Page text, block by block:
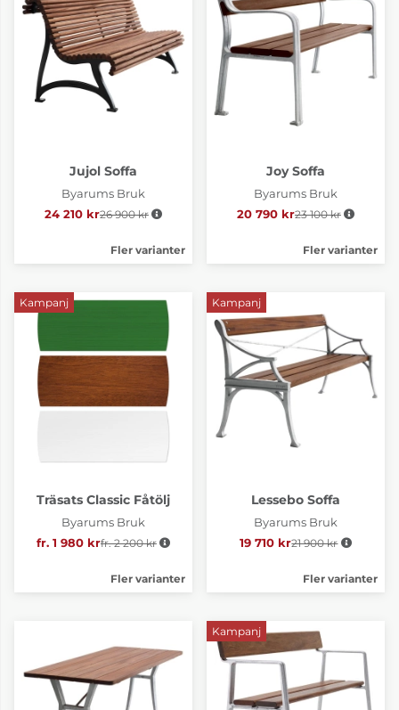
Jujol Soffa
Byarums Bruk
24 210 kr Ordinarie pris:
26 900 kr
Fler varianter
Joy Soffa
Byarums Bruk
20 790 krOrdinarie pris:
23 100 kr
Fler varianter
Kampanj
Träsats Classic Fåtölj
Byarums Bruk
fr. 1 980 krOrdinarie pris:
fr. 2 200 kr
Fler varianter
Kampanj
Lessebo Soffa
Byarums Bruk
19 710 kr Ordinarie pris:
21 900 kr
Fler varianter
Kampanj